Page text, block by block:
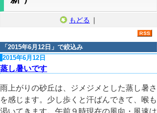
もどる ｜
「 2015年6月12日 」で絞込み
2015年6月12日
蒸し暑いです
雨上がりの砂丘は、ジメジメとした蒸し暑さ
を感じます。少し歩くと汗ばんできて、喉も
渇いてきます。午前９時現在の風向・風速は